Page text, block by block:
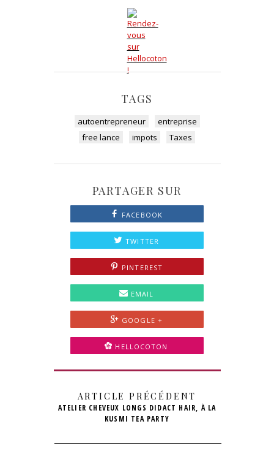
TAGS
autoentrepreneur
entreprise
free lance
impots Taxes
PARTAGER SUR
FACEBOOK
TWITTER
PINTEREST
EMAIL
GOOGLE +
HELLOCOTON
ARTICLE PRÉCÉDENT
ATELIER CHEVEUX LONGS DIDACT HAIR, À LA
KUSMI TEA PARTY